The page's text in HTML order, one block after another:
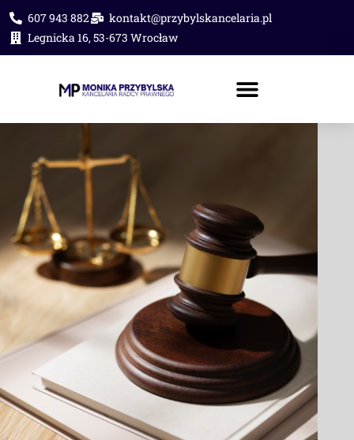
607 943 882
kontakt@przybylskancelaria.pl
Legnicka 16, 53-673 Wrocław